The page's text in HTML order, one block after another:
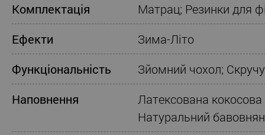
Комплектація
Матрац; Резинки для
Ефекти
Зима-Літо
Функціональність
Зйомний чохол;
Наповнення
Латексована кокосова
Натуральний